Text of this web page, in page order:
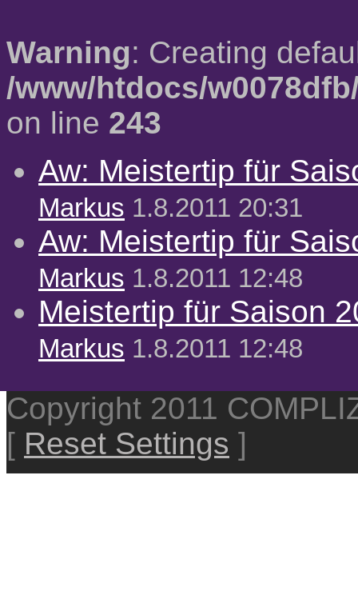
Warning: Creating
/www/htdocs/
on line 243
Aw: Meistertip für
Markus 1.8.2011 20:31
Aw: Meistertip für
Markus 1.8.2011 12:48
Meistertip für Saison
Markus 1.8.2011 12:48
Copyright 2011
[ Reset Settings ]